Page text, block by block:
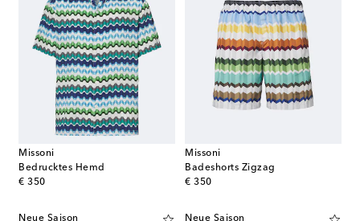
Missoni
Bedrucktes Hemd
€ 350
original price
Missoni
Badeshorts Zigzag
€ 350
original price
Neue Saison Neue Saison